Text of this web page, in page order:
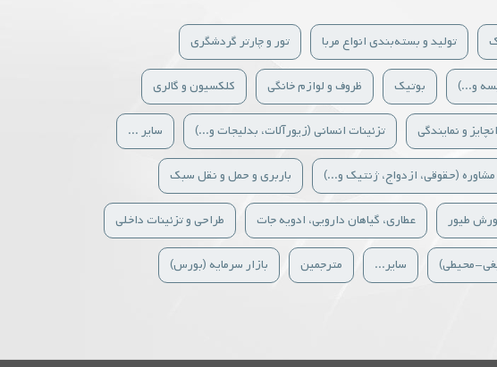
تولید و بسته‌بندی انواع مربا تور و چارتر گردشگری
و...) بوتیک ظروف و لوازم خانگی کلکسیون و گالری
و نمایندگی تزئینات انسانی (زیورآلات، بدلیجات و...) سایر ...
مشاوره (حقوقی، ازدواج، ژنتیک و...) باربری و حمل و نقل سبک
طیور عطاری، گیاهان دارویی، ادویه جات طراحی و تزئینات داخلی
محیطی) سایر... مترجمین بازار سرمایه (بورس)